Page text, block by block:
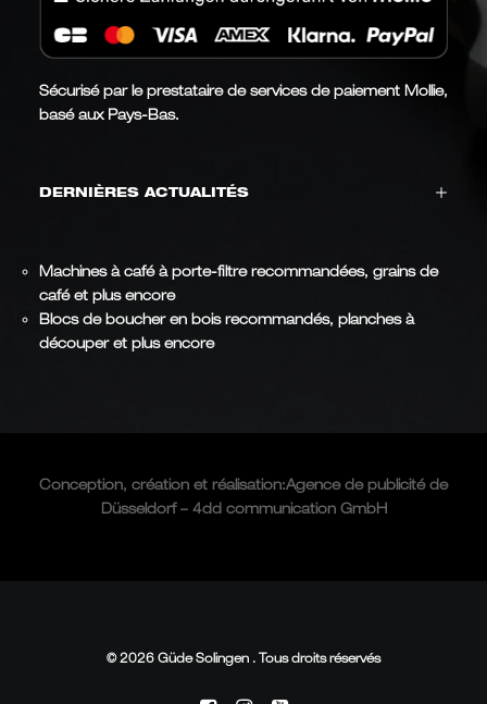
Sécurisé par le prestataire de services de paiement Mollie,
basé aux Pays-Bas.
DERNIÈRES ACTUALITÉS
Machines à café à porte-filtre recommandées, grains de
café et plus encore
Blocs de boucher en bois recommandés, planches à
découper et plus encore
Conception, création et réalisation:Agence de publicité de
Düsseldorf – 4dd communication GmbH
© 2026 Güde Solingen . Tous droits réservés